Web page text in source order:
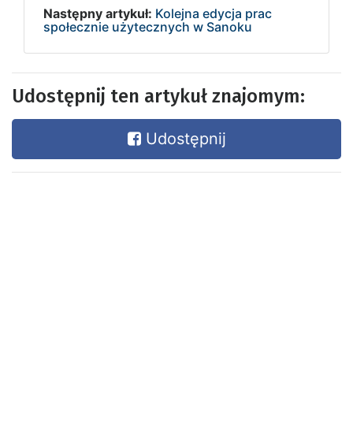
Następny artykuł: Kolejna edycja prac
społecznie użytecznych w Sanoku
Udostępnij ten artykuł znajomym:
Udostępnij